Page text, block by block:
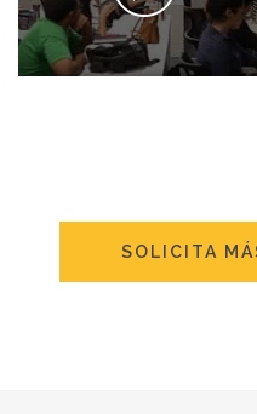
SOLICITA